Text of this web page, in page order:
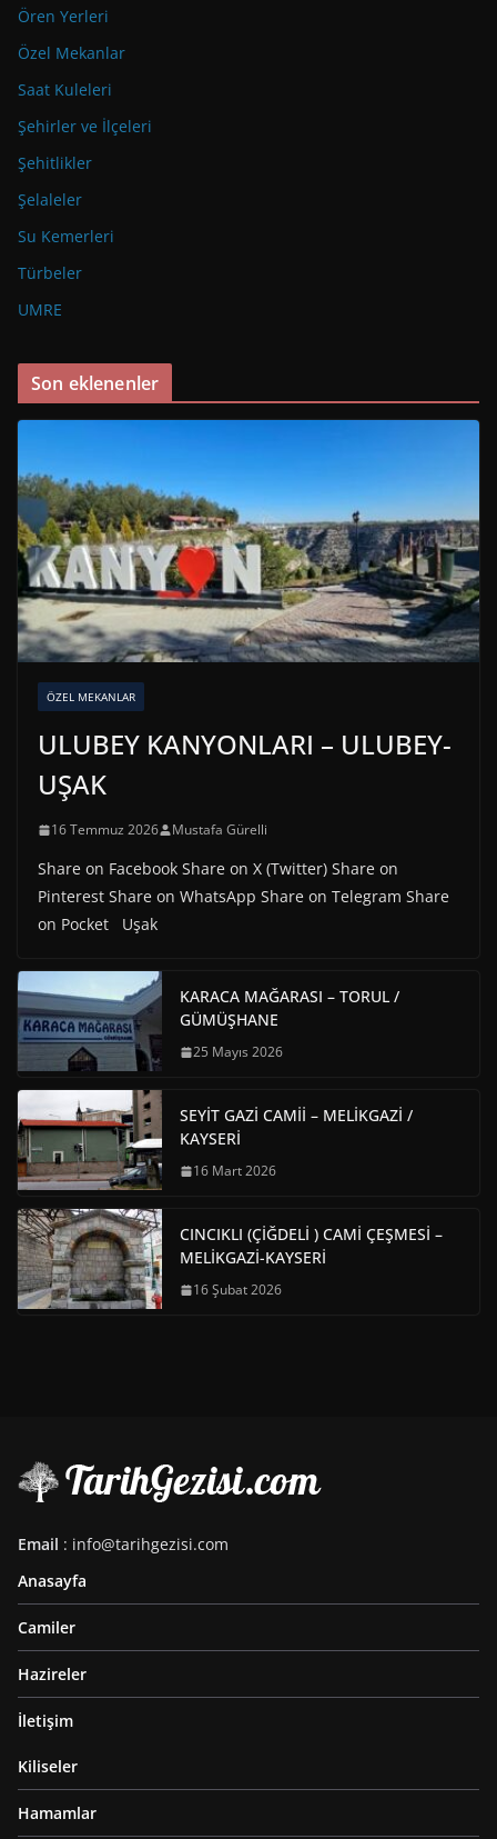
Ören Yerleri
Özel Mekanlar
Saat Kuleleri
Şehirler ve İlçeleri
Şehitlikler
Şelaleler
Su Kemerleri
Türbeler
UMRE
Son eklenenler
ÖZEL MEKANLAR
ULUBEY KANYONLARI – ULUBEY-
UŞAK
16 Temmuz 2026 Mustafa Gürelli
Share on Facebook Share on X (Twitter) Share on
Pinterest Share on WhatsApp Share on Telegram Share
on Pocket Uşak
KARACA MAĞARASI – TORUL /
GÜMÜŞHANE
25 Mayıs 2026
SEYİT GAZİ CAMİİ – MELİKGAZİ /
KAYSERİ
16 Mart 2026
CINCIKLI (ÇİĞDELİ ) CAMİ ÇEŞMESİ –
MELİKGAZİ-KAYSERİ
16 Şubat 2026
Email : info@tarihgezisi.com
Anasayfa
Camiler
Hazireler
İletişim
Kiliseler
Hamamlar